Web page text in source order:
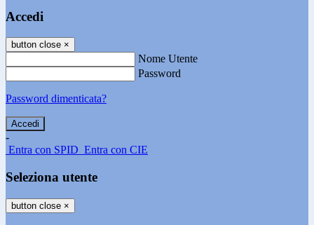
Accedi
button close ×
Nome Utente
Password
Password dimenticata?
-
Entra con SPID Entra con CIE
Seleziona utente
button close ×